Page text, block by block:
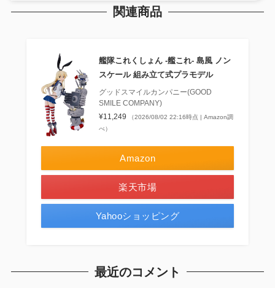
関連商品
艦隊これくしょん ‐艦これ‐ 島風 ノン
スケール 組み立て式プラモデル
グッドスマイルカンパニー(GOOD
SMILE COMPANY)
¥11,249
（2026/08/02 22:16時点 | Amazon調
べ）
Amazon
楽天市場
Yahooショッピング
最近のコメント